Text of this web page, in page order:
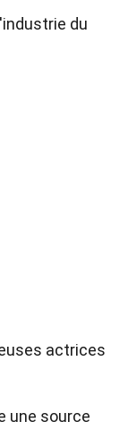
du
actrices
une source